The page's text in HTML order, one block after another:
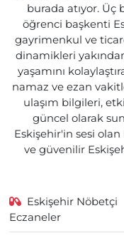
burada atıyor.
öğrenci başkenti
gayrimenkul ve
dinamikleri
yaşamını
namaz ve ezan
ulaşım bilgileri,
güncel olarak
Eskişehir'in sesi olan
ve güvenilir
Eskişehir Nöbetçi
Eczaneler